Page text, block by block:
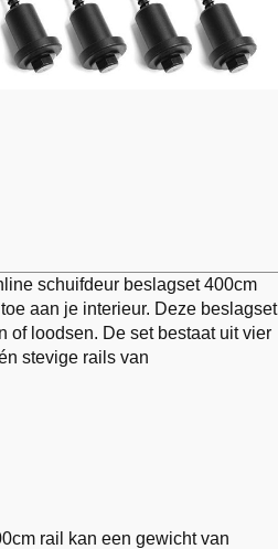
schuifdeur beslagset 400cm
aan je interieur. Deze beslagset
of loodsen. De set bestaat uit vier
stevige rails van
rail kan een gewicht van